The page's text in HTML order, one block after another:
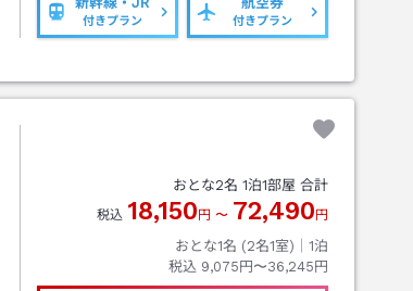
付きプラン 付きプラン
おとな2名 1泊1部屋 合計
税込 18,150 円 〜 72,490 円
おとな1名 (2名1室)｜ 1泊
税込 9,075円〜36,245円